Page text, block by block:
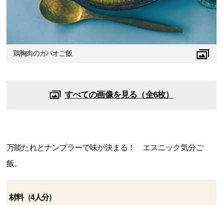
鶏胸肉のガパオご飯
すべての画像を見る（全6枚）
万能たれとナンプラーで味が決まる！ エスニック気分ご
飯。
材料（4人分）